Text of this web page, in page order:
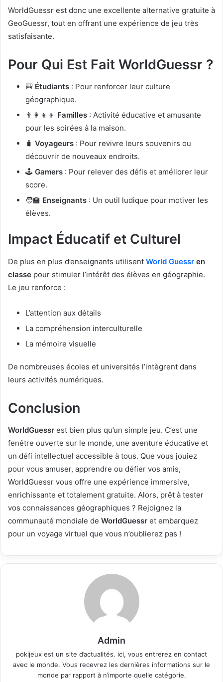
WorldGuessr est donc une excellente alternative gratuite à
GeoGuessr, tout en offrant une expérience de jeu très
satisfaisante.
Pour Qui Est Fait WorldGuessr ?
🎒 Étudiants : Pour renforcer leur culture
géographique.
👨‍👩‍👧‍👦 Familles : Activité éducative et amusante
pour les soirées à la maison.
🧳 Voyageurs : Pour revivre leurs souvenirs ou
découvrir de nouveaux endroits.
🕹️ Gamers : Pour relever des défis et améliorer leur
score.
🧑‍🏫 Enseignants : Un outil ludique pour motiver les
élèves.
Impact Éducatif et Culturel
De plus en plus d’enseignants utilisent World Guessr en
classe pour stimuler l’intérêt des élèves en géographie.
Le jeu renforce :
L’attention aux détails
La compréhension interculturelle
La mémoire visuelle
De nombreuses écoles et universités l’intègrent dans
leurs activités numériques.
Conclusion
WorldGuessr est bien plus qu’un simple jeu. C’est une
fenêtre ouverte sur le monde, une aventure éducative et
un défi intellectuel accessible à tous. Que vous jouiez
pour vous amuser, apprendre ou défier vos amis,
WorldGuessr vous offre une expérience immersive,
enrichissante et totalement gratuite. Alors, prêt à tester
vos connaissances géographiques ? Rejoignez la
communauté mondiale de WorldGuessr et embarquez
pour un voyage virtuel que vous n’oublierez pas !
Admin
pokijeux est un site d’actualités. ici, vous entrerez en contact
avec le monde. Vous recevrez les dernières informations sur le
monde par rapport à n’importe quelle catégorie.